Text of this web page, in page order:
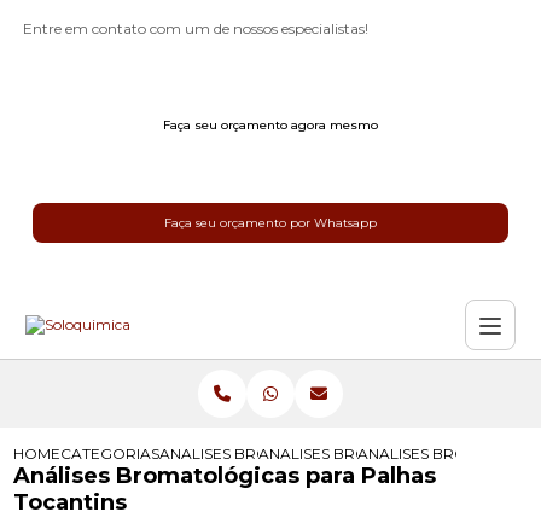
Entre em contato com um de nossos especialistas!
Faça seu orçamento agora mesmo
Faça seu orçamento por Whatsapp
HOMECATEGORIASANALISES BROMATOLOGICAS
ANALISES BROMATOLOGICAS PARA
ANALISES
Análises Bromatológicas para Palhas
Tocantins